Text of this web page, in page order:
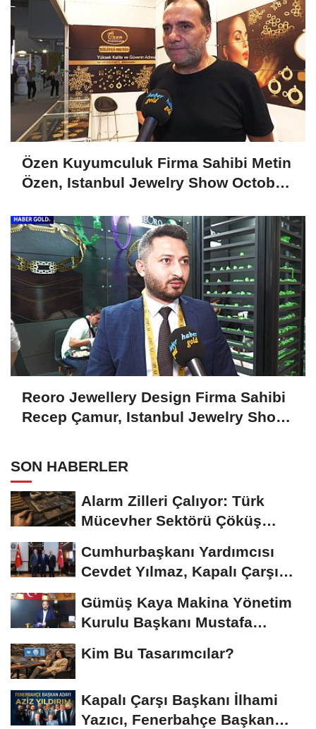
Özen Kuyumculuk Firma Sahibi Metin
Özen, Istanbul Jewelry Show October
Reoro Jewellery Design Firma Sahibi
Recep Çamur, Istanbul Jewelry Show
SON HABERLER
Alarm Zilleri Çalıyor: Türk
Mücevher Sektörü Çöküş
Cumhurbaşkanı Yardımcısı
Cevdet Yılmaz, Kapalı Çarşı
Gümüş Kaya Makina Yönetim
Kurulu Başkanı Mustafa
Kim Bu Tasarımcılar?
Kapalı Çarşı Başkanı İlhami
Yazıcı, Fenerbahçe Başkan